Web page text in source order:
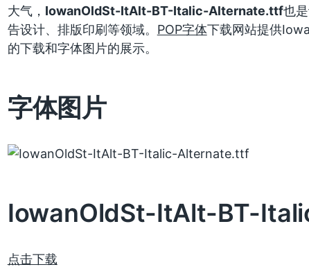
大气， IowanOldSt-ItAlt-BT-Italic-Alternate.ttf也
告设计、排版印刷等领域。 POP字体下载网站提供
的下载和字体图片的展示。
字体图片
IowanOldSt-ItAlt-BT-
点击下载